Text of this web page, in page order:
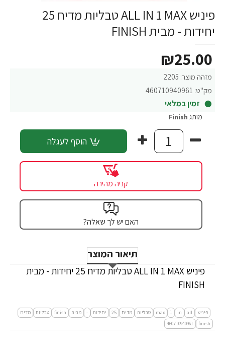
פיניש ALL IN 1 MAX טבליות מדיח 25
יחידות - מבית FINISH
מזהה מוצר: 2205
מק"ט: 460710940961
זמין במלאי
₪25.00
מותג Finish
הוסף לעגלה
קניה מהירה
האם יש לך שאלה?
תיאור המוצר
פיניש ALL IN 1 MAX טבליות מדיח 25 יחידות - מבית
FINISH
פיניש all
in
1
max טבליות מדיח 25 יחידות - מבית finish טבליות
מדיח
finish
460710940961